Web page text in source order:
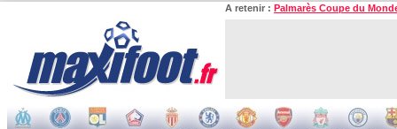
A retenir : Palmarès Coupe du